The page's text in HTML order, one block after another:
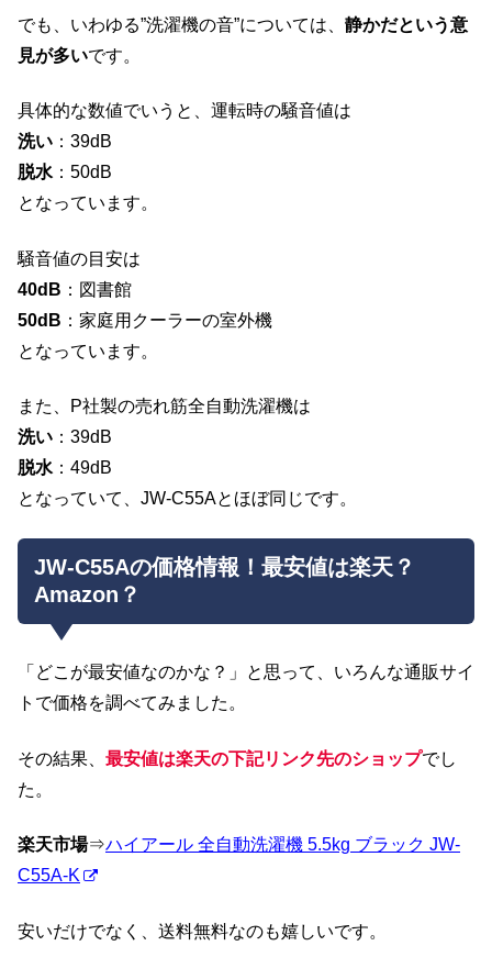
でも、いわゆる”洗濯機の音”については、 静かだという意
見が多いです。
具体的な数値でいうと、運転時の騒音値は
洗い ：39dB
脱水 ：50dB
となっています。
騒音値の目安は
40dB ：図書館
50dB ：家庭用クーラーの室外機
となっています。
また、P社製の売れ筋全自動洗濯機は
洗い ：39dB
脱水 ：49dB
となっていて、JW-C55Aとほぼ同じです。
JW-C55Aの価格情報！最安値は楽天？
Amazon？
「どこが最安値なのかな？」と思って、いろんな通販サイ
トで価格を調べてみました。
その結果、 最安値は楽天の下記リンク先のショップでし
た。
楽天市場⇒ハイアール 全自動洗濯機 5.5kg ブラック JW-
C55A-K
安いだけでなく、送料無料なのも嬉しいです。